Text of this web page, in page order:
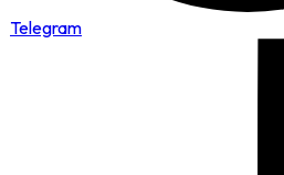
Telegram